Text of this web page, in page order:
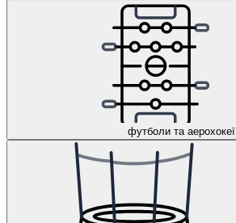
футболи та аерохокеї